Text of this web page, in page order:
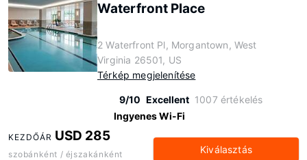
Waterfront Place
2 Waterfront Pl, Morgantown, West
Virginia 26501, US
Térkép megjelenítése
9/10 Excellent 1007 értékelés
Ingyenes Wi-Fi
KEZDŐÁR USD 285
szobánként / éjszakánként Kiválasztás